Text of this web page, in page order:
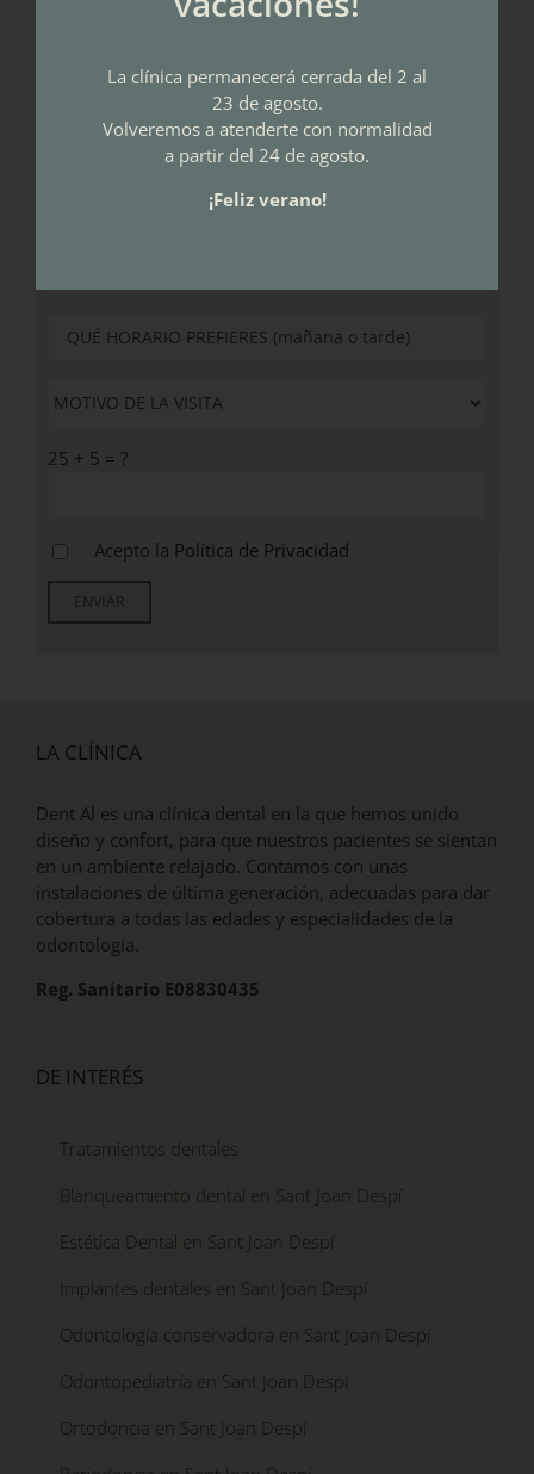
25 + 5 = ?
Acepto la Política de Privacidad
LA CLÍNICA
Dent Al es una clínica dental en la que hemos unido
diseño y confort, para que nuestros pacientes se sientan
en un ambiente relajado. Contamos con unas
instalaciones de última generación, adecuadas para dar
cobertura a todas las edades y especialidades de la
odontología.
Reg. Sanitario E08830435
DE INTERÉS
Tratamientos dentales
Blanqueamiento dental en Sant Joan Despí
Estética Dental en Sant Joan Despí
Implantes dentales en Sant Joan Despí
Odontología conservadora en Sant Joan Despí
Odontopediatría en Sant Joan Despí
Ortodoncia en Sant Joan Despí
La clínica permanecerá cerrada del 2 al
23 de agosto.
Volveremos a atenderte con normalidad
a partir del 24 de agosto.
¡Feliz verano!